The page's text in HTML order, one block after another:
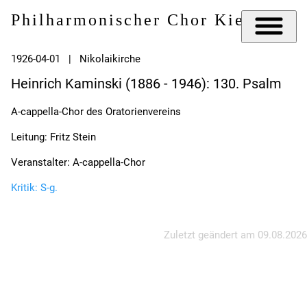
Philharmonischer Chor Kiel e.V.
1926-04-01 | Nikolaikirche
Heinrich Kaminski (1886 - 1946): 130. Psalm
A-cappella-Chor des Oratorienvereins
Leitung: Fritz Stein
Veranstalter: A-cappella-Chor
Kritik: S-g.
Zuletzt geändert am 09.08.2026